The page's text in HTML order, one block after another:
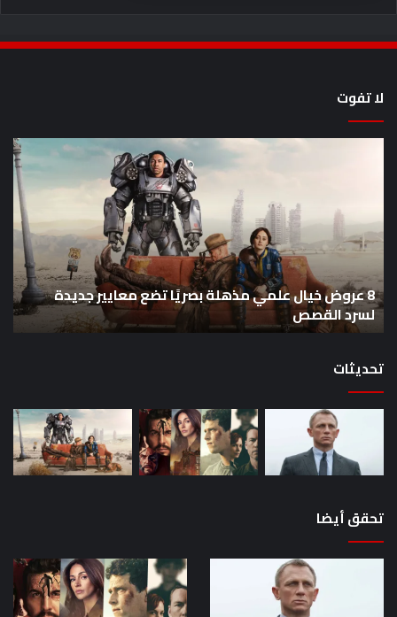
لا تفوت
مذهلة
بصريًا
تضع
معايير
جديدة
لسرد
القصص
8 عروض خيال علمي مذهلة بصريًا تضع معايير جديدة
لسرد القصص
تحديثات
تحقق أيضا